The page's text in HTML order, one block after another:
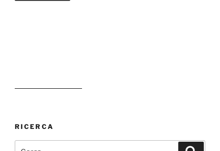
RICERCA